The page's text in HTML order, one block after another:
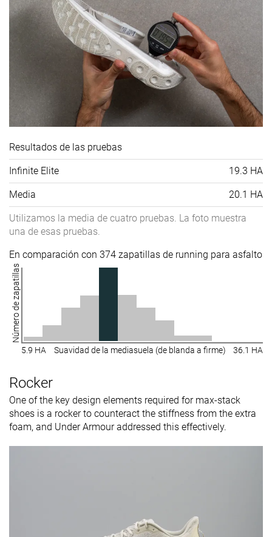
Resultados de las pruebas
Infinite Elite 19.3 HA
Media 20.1 HA
Utilizamos la media de cuatro pruebas. La foto muestra
una de esas pruebas.
En comparación con 374 zapatillas de running para asfalto
Número de zapatillas
5.9 HA Suavidad de la mediasuela (de blanda a firme) 36.1 HA
Rocker
One of the key design elements required for max-stack
shoes is a rocker to counteract the stiffness from the extra
foam, and Under Armour addressed this effectively.